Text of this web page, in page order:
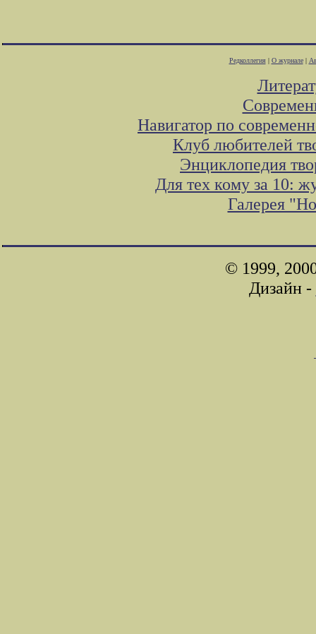
Редколлегия| О журнале|
Навигатор по
Клуб любителей
Энциклопедия
Для тех кому за 10:
Галерея
© 1999,
Дизайн -